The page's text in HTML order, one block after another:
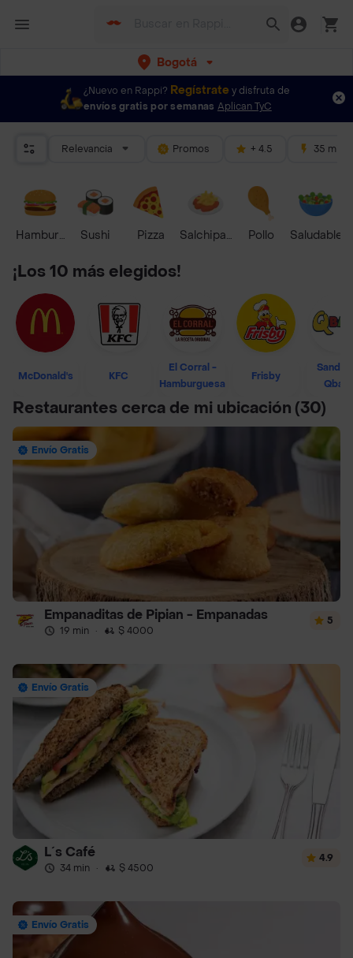
Bogotá
¿Nuevo en Rappi? Regístrate y disfruta de
envíos gratis por semanas Aplican TyC
Relevancia Promos + 4.5 35 mins
HamburguesaSushi Pizza Salchipapas Pollo Saludable
¡Los 10 más elegidos!
McDonald's KFC
El Corral -
Hamburguesa
Frisby
Restaurantes cerca de mi ubicación (30)
Envío Gratis
Empanaditas de Pipian - Empanadas
19 min · $ 4000
5
Envío Gratis
L´s Café
34 min · $ 4500
4.9
Envío Gratis